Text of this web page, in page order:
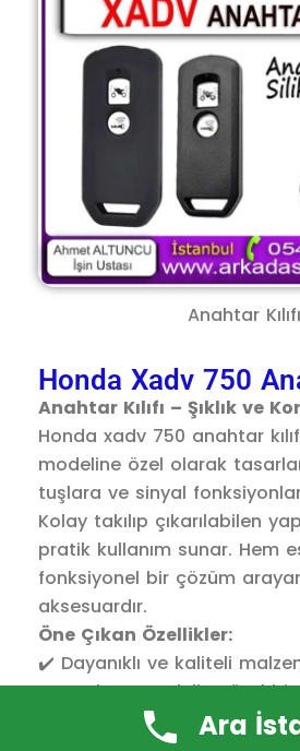
Anahtar Kılıfı
Honda Xadv 750
Anahtar Kılıfı – Şıklık ve
Honda xadv 750 anahtar
modeline özel olarak
tuşlara ve sinyal
Kolay takılıp çıkarılabilen
pratik kullanım sunar. Hem
fonksiyonel bir çözüm
aksesuardır.
Öne Çıkan Özellikler:
✔️ Dayanıklı ve kaliteli
✔️ Anahtar modeline özel
✔️ Kolay takıp çıkarma
Ara